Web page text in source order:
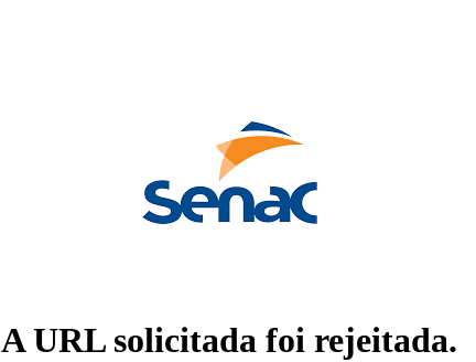
A URL solicitada foi rejeitada.